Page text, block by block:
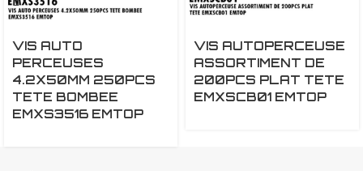
VIS AUTO
PERCEUSES
4.2X50MM 250PCS
TETE BOMBEE
EMXS3516 EMTOP
VIS AUTOPERCEUSE
ASSORTIMENT DE
200PCS PLAT TETE
EMXSCB01 EMTOP